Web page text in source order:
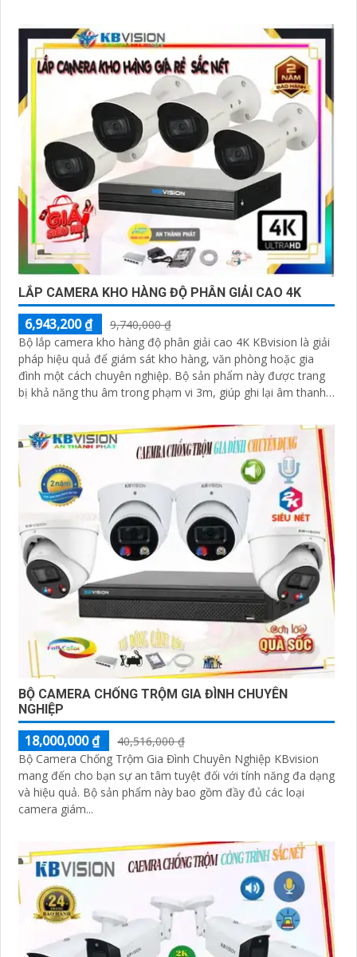
LẮP CAMERA KHO HÀNG ĐỘ PHÂN GIẢI CAO 4K
6,943,200 ₫
9,740,000 ₫
Bộ lắp camera kho hàng độ phân giải cao 4K KBvision là giải
pháp hiệu quả để giám sát kho hàng, văn phòng hoặc gia
đình một cách chuyên nghiệp. Bộ sản phẩm này được trang
bị khả năng thu âm trong phạm vi 3m, giúp ghi lại âm thanh
BỘ CAMERA CHỐNG TRỘM GIA ĐÌNH CHUYÊN
NGHIỆP
18,000,000 ₫
40,516,000 ₫
Bộ Camera Chống Trộm Gia Đình Chuyên Nghiệp KBvision
mang đến cho bạn sự an tâm tuyệt đối với tính năng đa dạng
và hiệu quả. Bộ sản phẩm này bao gồm đầy đủ các loại
camera giám...